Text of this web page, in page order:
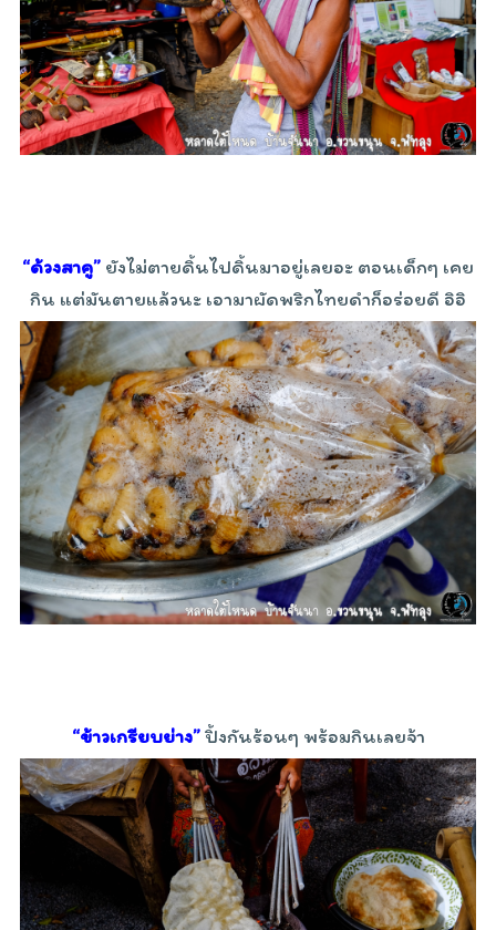
“ด้วงสาคู” ยังไม่ตายดิ้นไปดิ้นมาอยู่เลยอะ ตอนเด็กๆ เคย
กิน แต่มันตายแล้วนะ เอามาผัดพริกไทยดำก็อร่อยดี อิอิ
“ข้าวเกรียบย่าง”ปิ้งกันร้อนๆ พร้อมกินเลยจ้า